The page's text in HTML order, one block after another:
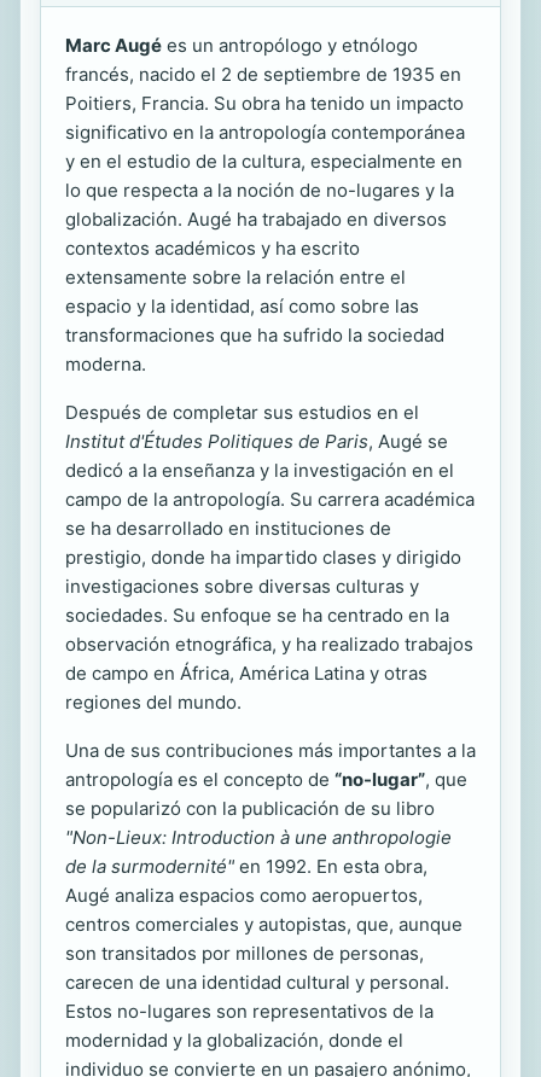
Marc Augé es un antropólogo y etnólogo
francés, nacido el 2 de septiembre de 1935 en
Poitiers, Francia. Su obra ha tenido un impacto
significativo en la antropología contemporánea
y en el estudio de la cultura, especialmente en
lo que respecta a la noción de no-lugares y la
globalización. Augé ha trabajado en diversos
contextos académicos y ha escrito
extensamente sobre la relación entre el
espacio y la identidad, así como sobre las
transformaciones que ha sufrido la sociedad
moderna.
Después de completar sus estudios en el
Institut d'Études Politiques de Paris, Augé se
dedicó a la enseñanza y la investigación en el
campo de la antropología. Su carrera académica
se ha desarrollado en instituciones de
prestigio, donde ha impartido clases y dirigido
investigaciones sobre diversas culturas y
sociedades. Su enfoque se ha centrado en la
observación etnográfica, y ha realizado trabajos
de campo en África, América Latina y otras
regiones del mundo.
Una de sus contribuciones más importantes a la
antropología es el concepto de “no-lugar”, que
se popularizó con la publicación de su libro
"Non-Lieux: Introduction à une anthropologie
de la surmodernité" en 1992. En esta obra,
Augé analiza espacios como aeropuertos,
centros comerciales y autopistas, que, aunque
son transitados por millones de personas,
carecen de una identidad cultural y personal.
Estos no-lugares son representativos de la
modernidad y la globalización, donde el
individuo se convierte en un pasajero anónimo,